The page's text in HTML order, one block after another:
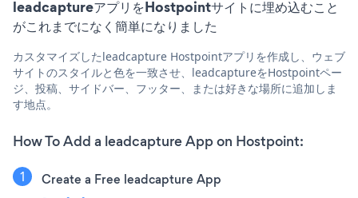
leadcaptureアプリをHostpointサイトに埋め込むこと
がこれまでになく簡単になりました
カスタマイズしたleadcapture Hostpointアプリを作成し、ウェブ
サイトのスタイルと色を一致させ、leadcaptureをHostpointペー
ジ、投稿、サイドバー、フッター、または好きな場所に追加しま
す地点。
How To Add a leadcapture App on Hostpoint:
Create a Free leadcapture App